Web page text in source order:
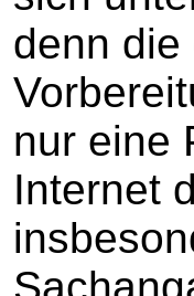
denn die
nur eine
Internet